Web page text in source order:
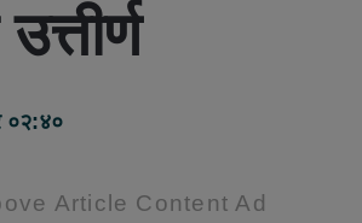
०२:४०
Article Content Ad